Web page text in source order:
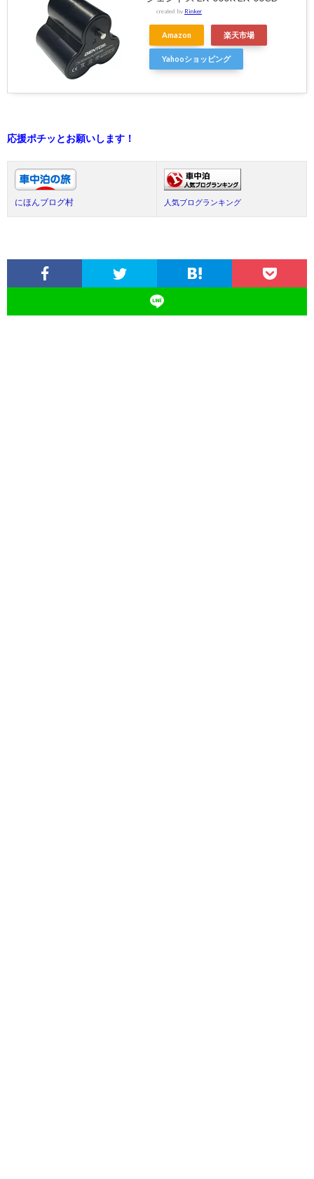
created by Rinker
Amazon 楽天市場
Yahooショッピング
応援ポチッとお願いします！
にほんブログ村 人気ブログランキング